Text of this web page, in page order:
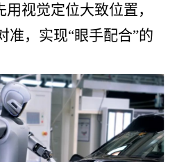
视觉定位大致位置，
准，实现“眼手配合”的